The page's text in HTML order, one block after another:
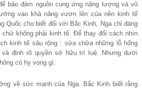
bảo đảm nguồn cung ứng năng lượng và vũ
vào khả năng vươn lên của nền kinh tế
Quốc cho biết đối với Bắc Kinh, Nga chỉ đáng
chứ không phải kinh tế. Để thay đổi cách nhìn
kinh tế sâu rộng : sửa chữa những lỗ hổng
và định rõ quyền sở hữu trí tuệ. Nhưng dưới
có hy vọng gì.
về sức mạnh của Nga. Bắc Kinh biết rằng